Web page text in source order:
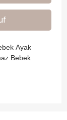
Ayak
Bebek